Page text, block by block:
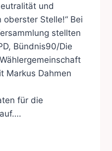
und
Stelle!“ Bei
stellten
Bündnis90/Die
Markus Dahmen
für die